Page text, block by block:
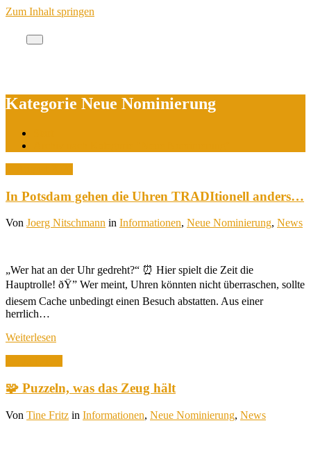
Zum Inhalt springen
Cache des Jahres Berlin
Kategorie Neue Nominierung
In Potsdam gehen die Uhren TRADItionell anders…
Von Joerg Nitschmann in Informationen, Neue Nominierung, News
„Wer hat an der Uhr gedreht?“ ⏰ Hier spielt die Zeit die
Hauptrolle! ðŸ” Wer meint, Uhren könnten nicht überraschen, sollte
diesem Cache unbedingt einen Besuch abstatten. Aus einer
herrlich…
Weiterlesen
🧩 Puzzeln, was das Zeug hält
Von Tine Fritz in Informationen, Neue Nominierung, News